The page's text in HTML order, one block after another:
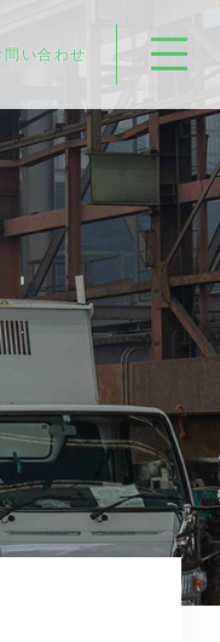
問い合わせ
て
り組み
れ
から